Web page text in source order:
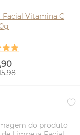
Facial Vitamina C
AVISE-ME